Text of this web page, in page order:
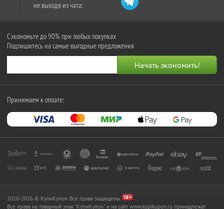
не выходя из чата:
Сэкономьте до 90% при любых покупках
Подпишитесь на самые выгодные предложения
Принимаем к оплате:
2010-2026 © КупиКупон. Все права защищены.
Все права на товарный знак "КупиКупон" и на сайт www.kupikupon.ru принадлежат